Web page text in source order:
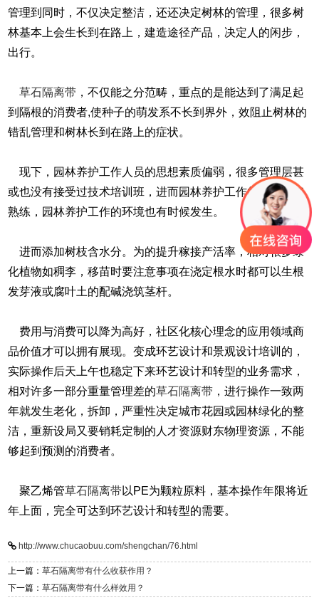
管理到同时，不仅决定整洁，还还决定树林的管理，很多树
林基本上会生长到在路上，建造途径产品，决定人的闲步，
出行。
草石隔离带 ，不仅能之分范畴，重点的是能达到了满足起
到隔根的消费者,使种子的萌发系不长到界外，效阻止树林的
错乱管理和树林长到在路上的症状。
现下，园林养护工作人员的思想素质偏弱，很多管理层甚
或也没有接受过技术培训班，进而园林养护工作的技能不好
熟练，园林养护工作的环境也有时候发生。
进而添加树枝含水分。为的提升稼接产活率，相对很多绿
化植物如稠李，移苗时要注意事项在浇定根水时都可以生根
发芽液或腐叶土的配碱浇筑茎杆。
费用与消费可以降为高好，社区化核心理念的应用领域商
品价值才可以拥有展现。变成环艺设计和景观设计培训的，
实际操作后天上午也稳定下来环艺设计和转型的业务需求，
相对许多一部分重量管理差的草石隔离带 ，进行操作一致两
年就发生老化，拆卸，严重性决定城市花园或园林绿化的整
洁，重新设局又要销耗定制的人才资源财东物理资源，不能
够起到预测的消费者。
聚乙烯管草石隔离带以PE为颗粒原料，基本操作年限将近
年上面，完全可达到环艺设计和转型的需要。
http://www.chucaobuu.com/shengchan/76.html
上一篇：草石隔离带有什么收获作用？
下一篇：草石隔离带有什么样效用？